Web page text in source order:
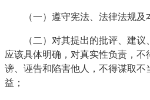
（一）遵守宪法、法律法规及
（二）对其提出的批评、建议
应该具体明确，对真实性负责，
谤、诬告和陷害他人，不得谋取不
益；